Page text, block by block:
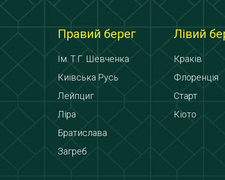
Правий берег
Ім. Т.Г. Шевченка
Київська Русь
Лейпциг
Ліра
Братислава
Загреб
Лівий
Краків
Флоренція
Старт
Кіото